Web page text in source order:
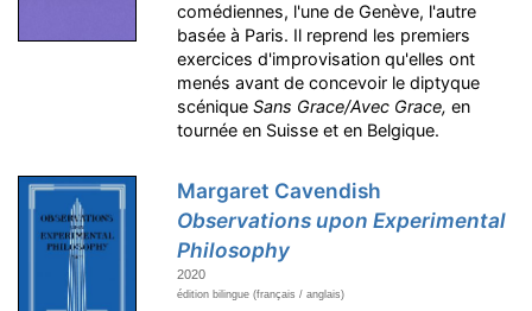
comédiennes, l'une de Genève, l'autre
basée à Paris. Il reprend les premiers
exercices d'improvisation qu'elles ont
menés avant de concevoir le diptyque
scénique Sans Grace/Avec Grace, en
tournée en Suisse et en Belgique.
Margaret Cavendish
Observations upon Experimental
Philosophy
2020
édition bilingue (français / anglais)